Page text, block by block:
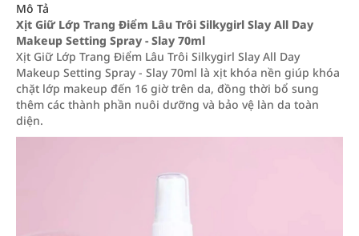
Mô Tả
Xịt Giữ Lớp Trang Điểm Lâu Trôi Silkygirl Slay All Day
Makeup Setting Spray - Slay 70ml
Xịt Giữ Lớp Trang Điểm Lâu Trôi Silkygirl Slay All Day
Makeup Setting Spray - Slay 70ml là xịt khóa nền giúp khóa
chặt lớp makeup đến 16 giờ trên da, đồng thời bổ sung
thêm các thành phần nuôi dưỡng và bảo vệ làn da toàn
diện.